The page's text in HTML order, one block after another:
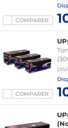
COMPARER
COMPARER